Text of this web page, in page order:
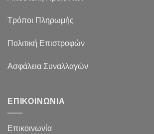
Τρόποι Πληρωμής
Πολιτική Επιστροφών
Ασφάλεια Συναλλαγών
ΕΠΙΚΟΙΝΩΝΙΑ
Επικοινωνία